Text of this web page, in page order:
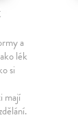
a
lék
si
mají